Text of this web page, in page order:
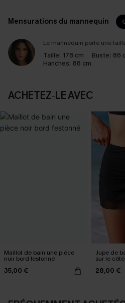
Mensurations du mannequin
Le mannequin porte une
Taille: 178 cm Buste: 86
Hanches: 88 cm
ACHETEZ‑LE AVEC
Maillot de bain une pièce
noir bord festonné
35,00 €
Jupe de
sur le côté
28,00 €